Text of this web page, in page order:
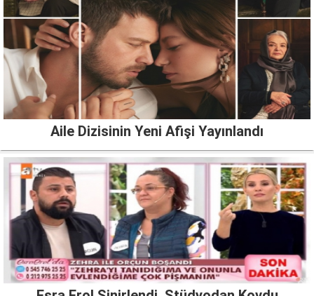
Aile Dizisinin Yeni Afişi Yayınlandı